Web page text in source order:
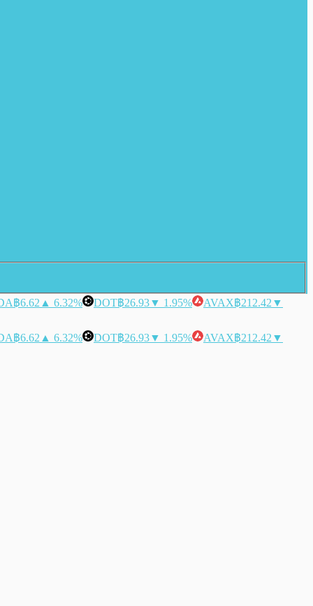
฿6.62 ▲ 6.32% DOT฿26.93▼ 1.95% AVAX฿212.42 ▼
฿6.62 ▲ 6.32% DOT฿26.93▼ 1.95% AVAX฿212.42 ▼